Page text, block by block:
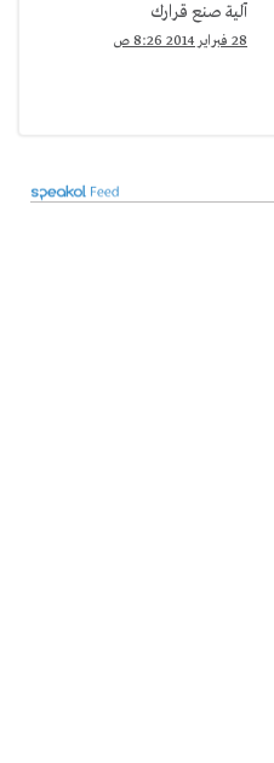
آلية صنع قرارك
28 فبراير 2014 8:26 ص